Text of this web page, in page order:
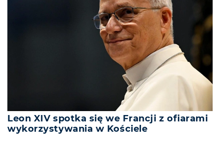
Leon XIV spotka się we Francji z ofiarami
wykorzystywania w Kościele